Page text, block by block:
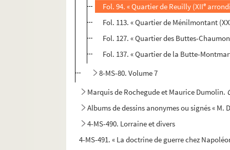
Fol. 94. « Quartier de Reuilly (XIIe
Fol. 113. « Quartier de Ménilmontant (XX
Fol. 127. « Quartier des Buttes-
Fol. 137. « Quartier de la Butte-
8-MS-80. Volume 7
Marquis de Rochegude et Maurice Dumolin.
Albums de dessins anonymes ou signés «
4-MS-490. Lorraine et divers
4-MS-491. « La doctrine de guerre chez